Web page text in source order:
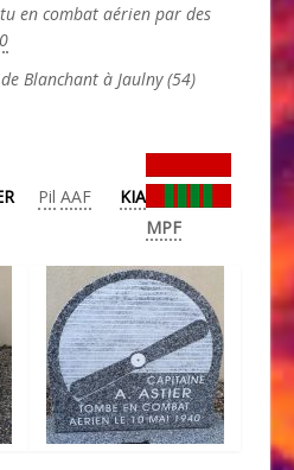
en combat aérien par des
Blanchant à Jaulny (54)
Pil AAF KIA
MPF